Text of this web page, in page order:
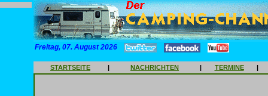
Freitag, 07. August 2026
STARTSEITE | NACHRICHTEN | TERMINE |